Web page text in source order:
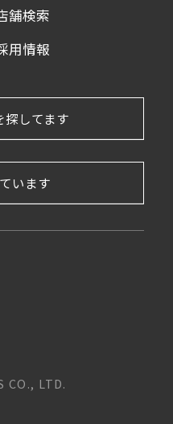
舗検索
用情報
探してます
います
CO., LTD.